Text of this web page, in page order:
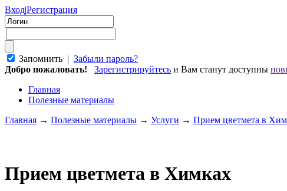
Вход|Регистрация
Запомнить | Забыли пароль?
Добро пожаловать!
Зарегистрируйтесь и Вам станут доступны
Главная
Полезные материалы
Главная → Полезные материалы → Услуги → Прием цветмета в
Прием цветмета в Химках